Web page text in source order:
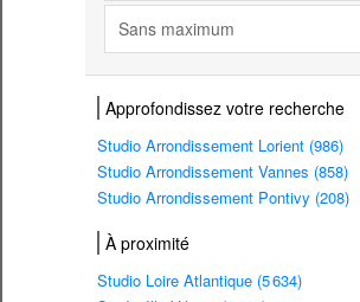
Sans maximum
Approfondissez votre recherche
Studio Arrondissement Lorient (986)
Studio Arrondissement Vannes (858)
Studio Arrondissement Pontivy (208)
À proximité
Studio Loire Atlantique (5 634)